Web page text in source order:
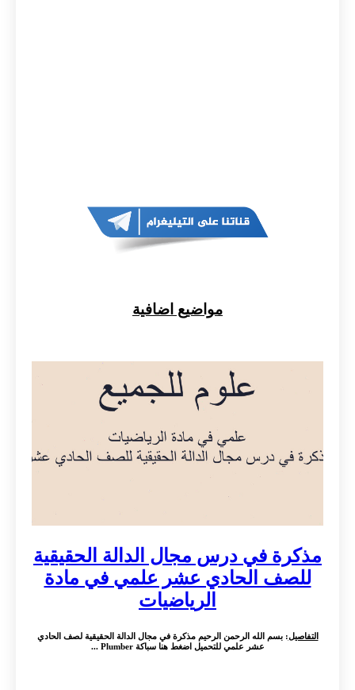
مواضيع اضافية
مذكرة في درس مجال الدالة الحقيقية
للصف الحادي عشر علمي في مادة
الرياضيات
التفاصيل: بسم الله الرحمن الرحيم مذكرة في مجال الدالة الحقيقية لصف الحادي
عشر علمي للتحميل اضغط هنا سباكة Plumber ...